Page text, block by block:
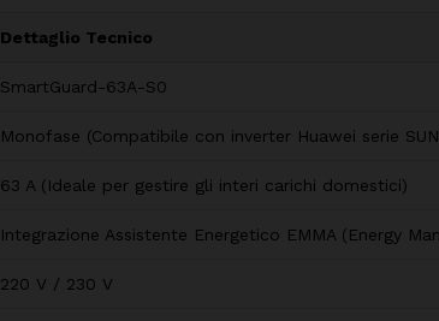
Dettaglio Tecnico
SmartGuard-63A-S0
Monofase (Compatibile con inverter Huawei serie
63 A (Ideale per gestire gli interi carichi domestici)
Integrazione Assistente Energetico EMMA (Energy
220 V / 230 V